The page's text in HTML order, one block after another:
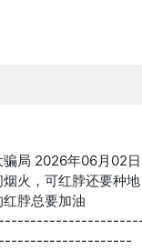
骗局 2026年06月02
火，可红脖还要种
脖总要加油